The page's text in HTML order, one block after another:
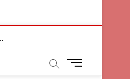
M